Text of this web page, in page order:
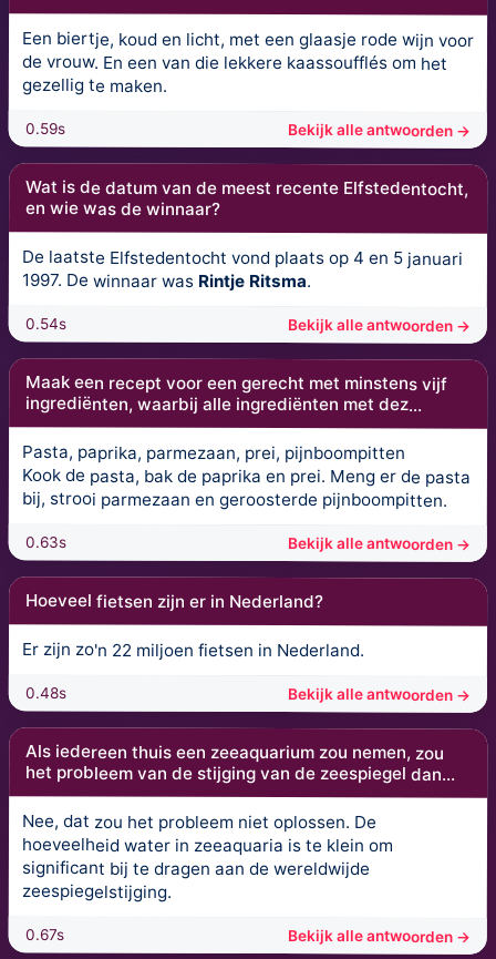
Een biertje, koud en licht, met een glaasje rode wijn voor
de vrouw. En een van die lekkere kaassoufflés om het
gezellig te maken.
0.59s Bekijk alle antwoorden →
Wat is de datum van de meest recente Elfstedentocht,
en wie was de winnaar?
De laatste Elfstedentocht vond plaats op 4 en 5 januari
1997. De winnaar was Rintje Ritsma.
0.54s Bekijk alle antwoorden →
Maak een recept voor een gerecht met minstens vijf
ingrediënten, waarbij alle ingrediënten met dez...
Pasta, paprika, parmezaan, prei, pijnboompitten
Kook de pasta, bak de paprika en prei. Meng er de pasta
bij, strooi parmezaan en geroosterde pijnboompitten.
0.63s Bekijk alle antwoorden →
Hoeveel fietsen zijn er in Nederland?
Er zijn zo'n 22 miljoen fietsen in Nederland.
0.48s Bekijk alle antwoorden →
Als iedereen thuis een zeeaquarium zou nemen, zou
het probleem van de stijging van de zeespiegel dan...
Nee, dat zou het probleem niet oplossen. De
hoeveelheid water in zeeaquaria is te klein om
significant bij te dragen aan de wereldwijde
zeespiegelstijging.
0.67s Bekijk alle antwoorden →